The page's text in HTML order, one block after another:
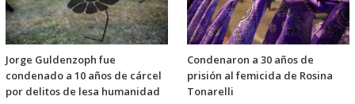
Jorge Guldenzoph fue
condenado a 10 años de cárcel
por delitos de lesa humanidad
Condenaron a 30 años de
prisión al femicida de Rosina
Tonarelli